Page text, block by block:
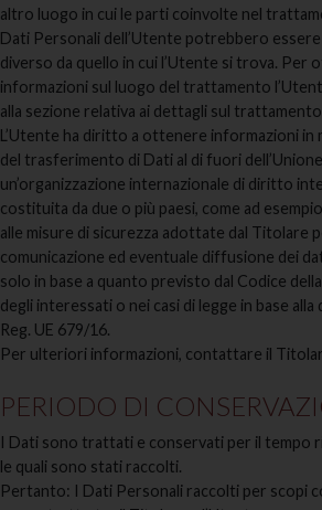
altro luogo in cui le parti coinvolte nel
Dati Personali dell’Utente potrebbero
diverso da quello in cui l’Utente si trova.
informazioni sul luogo del trattamento
alla sezione relativa ai dettagli sul
L’Utente ha diritto a ottenere informazioni in
del trasferimento di Dati al di fuori
un’organizzazione internazionale di diritto
costituita da due o più paesi, come ad
alle misure di sicurezza adottate dal Titolare
comunicazione ed eventuale diffusione dei
solo in base a quanto previsto dal Codice
degli interessati o nei casi di legge in base
Reg. UE 679/16.
Per ulteriori informazioni, contattare il
PERIODO DI
I Dati sono trattati e conservati per il tempo
le quali sono stati raccolti.
Pertanto: I Dati Personali raccolti per scopi